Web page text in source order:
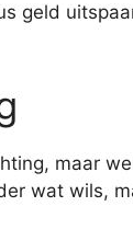
geld
maar
wat wils,